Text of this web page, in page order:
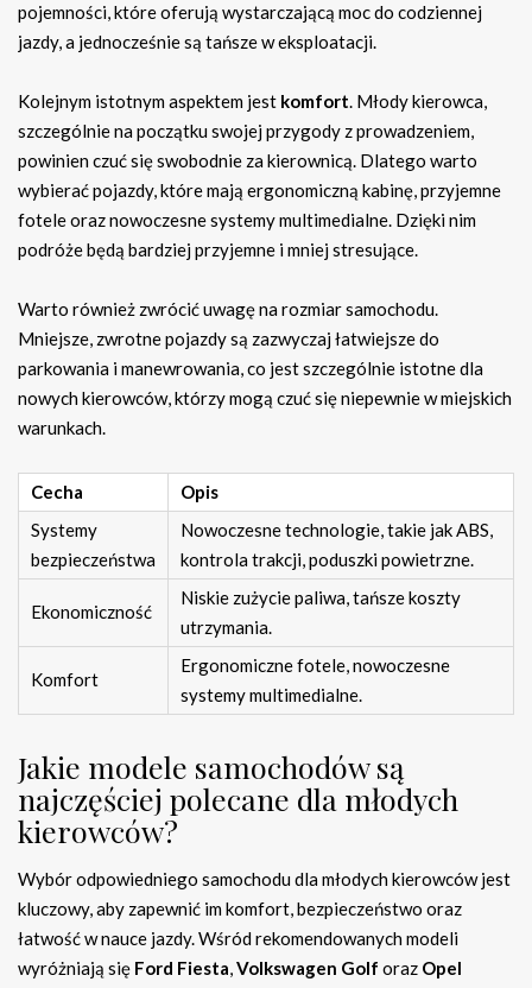
pojemności, które oferują wystarczającą moc do codziennej
jazdy, a jednocześnie są tańsze w eksploatacji.
Kolejnym istotnym aspektem jest komfort. Młody kierowca,
szczególnie na początku swojej przygody z prowadzeniem,
powinien czuć się swobodnie za kierownicą. Dlatego warto
wybierać pojazdy, które mają ergonomiczną kabinę, przyjemne
fotele oraz nowoczesne systemy multimedialne. Dzięki nim
podróże będą bardziej przyjemne i mniej stresujące.
Warto również zwrócić uwagę na rozmiar samochodu.
Mniejsze, zwrotne pojazdy są zazwyczaj łatwiejsze do
parkowania i manewrowania, co jest szczególnie istotne dla
nowych kierowców, którzy mogą czuć się niepewnie w miejskich
warunkach.
Cecha
Opis
Systemy
bezpieczeństwa
Nowoczesne technologie, takie jak ABS,
kontrola trakcji, poduszki powietrzne.
Ekonomiczność
Niskie zużycie paliwa, tańsze koszty
utrzymania.
Komfort
Ergonomiczne fotele, nowoczesne
systemy multimedialne.
Jakie modele samochodów są
najczęściej polecane dla młodych
kierowców?
Wybór odpowiedniego samochodu dla młodych kierowców jest
kluczowy, aby zapewnić im komfort, bezpieczeństwo oraz
łatwość w nauce jazdy. Wśród rekomendowanych modeli
wyróżniają się Ford Fiesta,Volkswagen Golf oraz Opel